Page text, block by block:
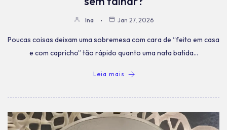
Ina Jan 27, 2026
Poucas coisas deixam uma sobremesa com cara de “feito em casa
e com capricho” tão rápido quanto uma nata batida…
Leia mais